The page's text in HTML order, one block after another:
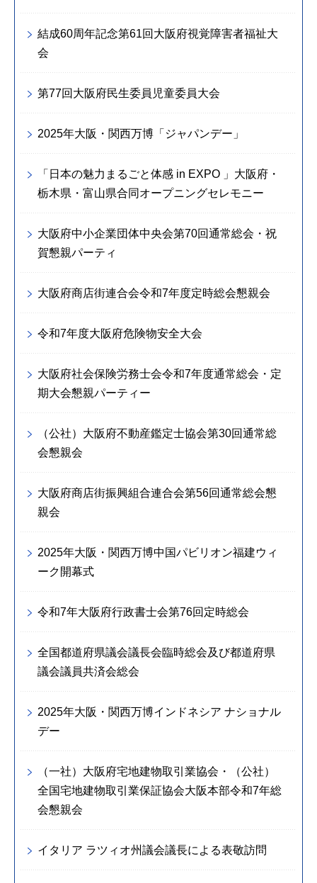
結成60周年記念第61回大阪府視覚障害者福祉大
会
第77回大阪府民生委員児童委員大会
2025年大阪・関西万博「ジャパンデー」
「日本の魅力まるごと体感 in EXPO 」大阪府・
栃木県・富山県合同オープニングセレモニー
大阪府中小企業団体中央会第70回通常総会・祝
賀懇親パーティ
大阪府商店街連合会令和7年度定時総会懇親会
令和7年度大阪府危険物安全大会
大阪府社会保険労務士会令和7年度通常総会・定
期大会懇親パーティー
（公社）大阪府不動産鑑定士協会第30回通常総
会懇親会
大阪府商店街振興組合連合会第56回通常総会懇
親会
2025年大阪・関西万博中国パビリオン福建ウィ
ーク開幕式
令和7年大阪府行政書士会第76回定時総会
全国都道府県議会議長会臨時総会及び都道府県
議会議員共済会総会
2025年大阪・関西万博インドネシア ナショナル
デー
（一社）大阪府宅地建物取引業協会・（公社）
全国宅地建物取引業保証協会大阪本部令和7年総
会懇親会
イタリア ラツィオ州議会議長による表敬訪問